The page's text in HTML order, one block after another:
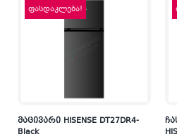
ფასდაკლება!
მაცივარი HISENSE DT27DR4-
Black